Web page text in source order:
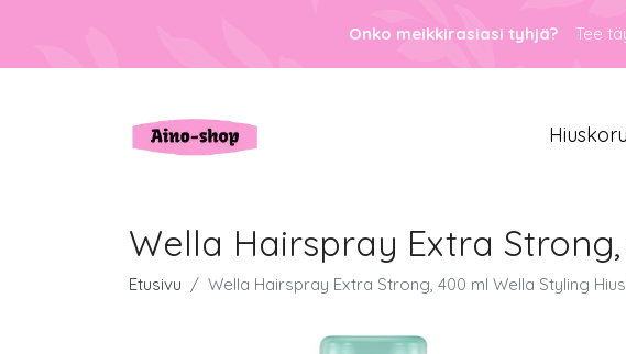
Onko meikkirasiasi tyhjä? Tee
Wella Hairspray Extra
Etusivu Wella Hairspray Extra Strong, 400 ml Wella Styling